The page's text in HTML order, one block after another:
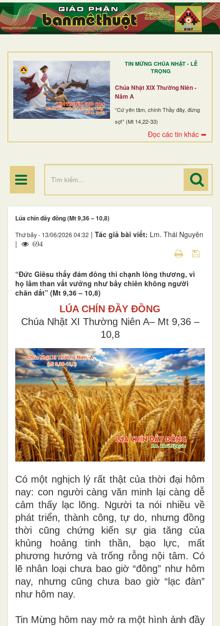
TIN MỪNG CHÚA NHẬT - LỄ
TRỌNG
Chúa Nhật XIX Thường Niên -
Năm A
“Cứ yên tâm, chính Thầy đây, đừng
sợ!” (Mt 14,22-33)
Đọc các tin khác ➥
TRANG NHẤT
GIỚI THIỆU
DÒNG TU
BAN MỤC VỤ
ĐOÀN THỂ CG
ĐIỂM HÀNH HƯƠNG
Lúa chín đầy đồng (Mt 9,36 – 10,8)
Thứ bảy - 13/06/2026 04:32 | Tác giả bài viết: Lm. Thái Nguyên
|
694
“Đức Giêsu thấy đám đông thì chạnh lòng thương, vì
họ lầm than vất vưởng như bầy chiên không người
chăn dắt” (Mt 9,36 – 10,8)
LÚA CHÍN ĐẦY ĐỒNG
Chúa Nhật XI Thường Niên A– Mt 9,36 –
10,8
Có một nghịch lý rất thật của thời đại hôm
nay: con người càng văn minh lại càng dễ
cảm thấy lạc lõng. Người ta nói nhiều về
phát triển, thành công, tự do, nhưng đồng
thời cũng chứng kiến sự gia tăng của
khủng hoảng tinh thần, bạo lực, mất
phương hướng và trống rỗng nội tâm. Có
lẽ nhân loại chưa bao giờ “đông” như hôm
nay, nhưng cũng chưa bao giờ “lạc đàn”
như hôm nay.
Tin Mừng hôm nay mở ra một hình ảnh đầy